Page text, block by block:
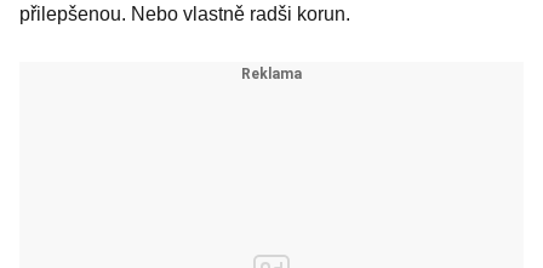
přilepšenou. Nebo vlastně radši korun.